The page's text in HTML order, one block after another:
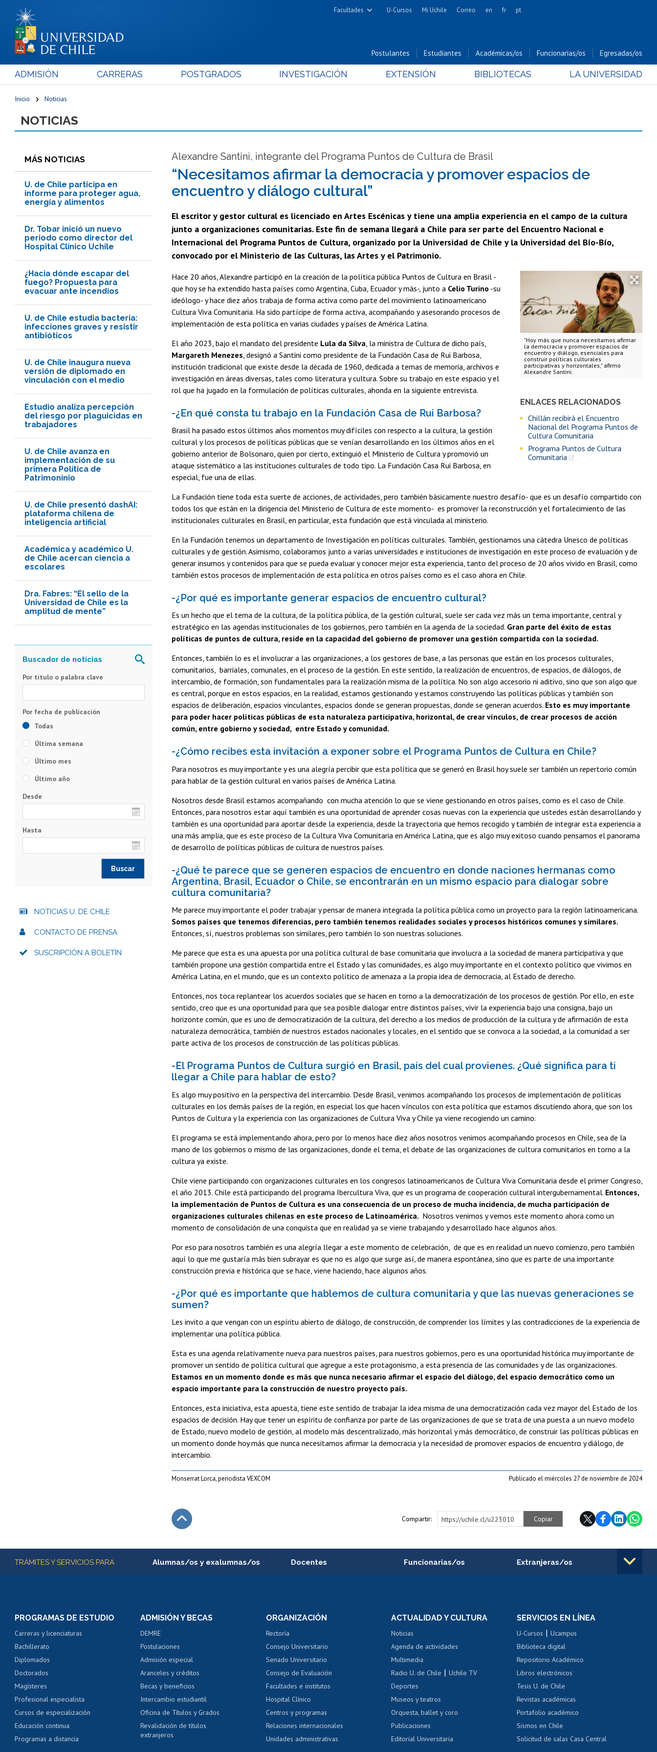
Facultades
Cs. Físicas y Matemáticas
Cs. Forestales y Conservación
Cs. Químicas y Farmacéuticas
Cs. Sociales
Estudios Avanzados en Educación
Estudios Internacionales
Nutrición y Tecnología de
Alimentos
U-Cursos Mi Uchile Correo en fr pt
Postulantes Estudiantes Académicas/os Funcionarias/os Egresadas/os
ADMISIÓN CARRERAS POSTGRADOS INVESTIGACIÓN EXTENSIÓN BIBLIOTECAS LA UNIVERSIDAD
Inicio Noticias
NOTICIAS
MÁS NOTICIAS
U. de Chile participa en
informe para proteger agua,
energía y alimentos
Dr. Tobar inició un nuevo
periodo como director del
Hospital Clínico Uchile
¿Hacia dónde escapar del
fuego? Propuesta para
evacuar ante incendios
U. de Chile estudia bacteria:
infecciones graves y resistir
antibióticos
U. de Chile inaugura nueva
versión de diplomado en
vinculación con el medio
Estudio analiza percepción
del riesgo por plaguicidas en
trabajadores
U. de Chile avanza en
implementación de su
primera Política de
Patrimoninio
U. de Chile presentó dashAI:
plataforma chilena de
inteligencia artificial
Académica y académico U.
de Chile acercan ciencia a
escolares
Dra. Fabres: “El sello de la
Universidad de Chile es la
amplitud de mente”
Alexandre Santini, integrante del Programa Puntos de Cultura de Brasil
“Necesitamos afirmar la democracia y promover espacios de
encuentro y diálogo cultural”
El escritor y gestor cultural es licenciado en Artes Escénicas y tiene una amplia experiencia en el campo de la cultura
junto a organizaciones comunitarias. Este fin de semana llegará a Chile para ser parte del Encuentro Nacional e
Internacional del Programa Puntos de Cultura, organizado por la Universidad de Chile y la Universidad del Bío-Bío,
convocado por el Ministerio de las Culturas, las Artes y el Patrimonio.
"Hoy más que nunca necesitamos afirmar
la democracia y promover espacios de
encuentro y diálogo, esenciales para
construir políticas culturales
participativas y horizontales," afirmó
Alexandre Santini.
ENLACES RELACIONADOS
Chillán recibirá el Encuentro
Nacional del Programa Puntos de
Cultura Comunitaria
Programa Puntos de Cultura
Comunitaria
Hace 20 años, Alexandre participó en la creación de la política pública Puntos de Cultura en Brasil -
que hoy se ha extendido hasta países como Argentina, Cuba, Ecuador y más-, junto a Celio Turino -su
ideólogo- y hace diez años trabaja de forma activa como parte del movimiento latinoamericano
Cultura Viva Comunitaria. Ha sido partícipe de forma activa, acompañando y asesorando procesos de
implementación de esta política en varias ciudades y países de América Latina.
El año 2023, bajo el mandato del presidente Lula da Silva , la ministra de Cultura de dicho país,
Margareth Menezes , designó a Santini como presidente de la Fundación Casa de Rui Barbosa,
institución tradicional que existe desde la década de 1960, dedicada a temas de memoria, archivos e
investigación en áreas diversas, tales como literatura y cultura. Sobre su trabajo en este espacio y el
rol que ha jugado en la formulación de políticas culturales, ahonda en la siguiente entrevista.
-¿En qué consta tu trabajo en la Fundación Casa de Rui Barbosa?
Brasil ha pasado estos últimos años momentos muy difíciles con respecto a la cultura, la gestión
cultural y los procesos de políticas públicas que se venían desarrollando en los últimos años en el
gobierno anterior de Bolsonaro, quien por cierto, extinguió el Ministerio de Cultura y promovió un
ataque sistemático a las instituciones culturales de todo tipo. La Fundación Casa Rui Barbosa, en
especial, fue una de ellas.
La Fundación tiene toda esta suerte de acciones, de actividades, pero también básicamente nuestro desafío- que es un desafío compartido con
todos los que están en la dirigencia del Ministerio de Cultura de este momento- es promover la reconstrucción y el fortalecimiento de las
institucionales culturales en Brasil, en particular, esta fundación que está vinculada al ministerio.
En la Fundación tenemos un departamento de Investigación en políticas culturales. También, gestionamos una cátedra Unesco de políticas
culturales y de gestión. Asimismo, colaboramos junto a varias universidades e instituciones de investigación en este proceso de evaluación y de
generar insumos y contenidos para que se pueda evaluar y conocer mejor esta experiencia, tanto del proceso de 20 años vivido en Brasil, como
también estos procesos de implementación de esta política en otros países como es el caso ahora en Chile.
-¿Por qué es importante generar espacios de encuentro cultural?
Es un hecho que el tema de la cultura, de la política pública, de la gestión cultural, suele ser cada vez más un tema importante, central y
estratégico en las agendas institucionales de los gobiernos, pero también en la agenda de la sociedad. Gran parte del éxito de estas
políticas de puntos de cultura, reside en la capacidad del gobierno de promover una gestión compartida con la sociedad.
Entonces, también lo es el involucrar a las organizaciones, a los gestores de base, a las personas que están en los procesos culturales,
comunitarios, barriales, comunales, en el proceso de la gestión. En este sentido, la realización de encuentros, de espacios, de diálogos, de
intercambio, de formación, son fundamentales para la realización misma de la política. No son algo accesorio ni aditivo, sino que son algo que
es central, porque en estos espacios, en la realidad, estamos gestionando y estamos construyendo las políticas públicas y también son
espacios de deliberación, espacios vinculantes, espacios donde se generan propuestas, donde se generan acuerdos. Esto es muy importante
para poder hacer políticas públicas de esta naturaleza participativa, horizontal, de crear vínculos, de crear procesos de acción
común, entre gobierno y sociedad, entre Estado y comunidad.
-¿Cómo recibes esta invitación a exponer sobre el Programa Puntos de Cultura en Chile?
Para nosotros es muy importante y es una alegría percibir que esta política que se generó en Brasil hoy suele ser también un repertorio común
para hablar de la gestión cultural en varios países de América Latina.
Nosotros desde Brasil estamos acompañando con mucha atención lo que se viene gestionando en otros países, como es el caso de Chile.
Entonces, para nosotros estar aquí también es una oportunidad de aprender cosas nuevas con la experiencia que ustedes están desarrollando y
también es una oportunidad para aportar desde la experiencia, desde la trayectoria que hemos recogido y también de integrar esta experiencia a
una más amplia, que es este proceso de la Cultura Viva Comunitaria en América Latina, que es algo muy exitoso cuando pensamos el panorama
de desarrollo de políticas públicas de cultura de nuestros países.
-¿Qué te parece que se generen espacios de encuentro en donde naciones hermanas como
Argentina, Brasil, Ecuador o Chile, se encontrarán en un mismo espacio para dialogar sobre
cultura comunitaria?
Me parece muy importante el poder trabajar y pensar de manera integrada la política pública como un proyecto para la región latinoamericana.
Somos países que tenemos diferencias, pero también tenemos realidades sociales y procesos históricos comunes y similares.
Entonces, sí, nuestros problemas son similares, pero también lo son nuestras soluciones.
Me parece que esta es una apuesta por una política cultural de base comunitaria que involucra a la sociedad de manera participativa y que
también propone una gestión compartida entre el Estado y las comunidades, es algo muy importante en el contexto político que vivimos en
América Latina, en el mundo, que es un contexto político de amenaza a la propia idea de democracia, al Estado de derecho.
Entonces, nos toca replantear los acuerdos sociales que se hacen en torno a la democratización de los procesos de gestión. Por ello, en este
sentido, creo que es una oportunidad para que sea posible dialogar entre distintos países, vivir la experiencia bajo una consigna, bajo un
horizonte común, que es uno de democratización de la cultura, del derecho a los medios de producción de la cultura y de afirmación de esta
naturaleza democrática, también de nuestros estados nacionales y locales, en el sentido que se convoca a la sociedad, a la comunidad a ser
parte activa de los procesos de construcción de las políticas públicas.
-El Programa Puntos de Cultura surgió en Brasil, país del cual provienes. ¿Qué significa para ti
llegar a Chile para hablar de esto?
Es algo muy positivo en la perspectiva del intercambio. Desde Brasil, venimos acompañando los procesos de implementación de políticas
culturales en los demás países de la región, en especial los que hacen vínculos con esta política que estamos discutiendo ahora, que son los
Puntos de Cultura y la experiencia con las organizaciones de Cultura Viva y Chile ya viene recogiendo un camino.
El programa se está implementando ahora, pero por lo menos hace diez años nosotros venimos acompañando procesos en Chile, sea de la
mano de los gobiernos o mismo de las organizaciones, donde el tema, el debate de las organizaciones de cultura comunitarios en torno a la
cultura ya existe.
Chile viene participando con organizaciones culturales en los congresos latinoamericanos de Cultura Viva Comunitaria desde el primer Congreso,
el año 2013. Chile está participando del programa Ibercultura Viva, que es un programa de cooperación cultural intergubernamental. Entonces,
la implementación de Puntos de Cultura es una consecuencia de un proceso de mucha incidencia, de mucha participación de
organizaciones culturales chilenas en este proceso de Latinoamérica. Nosotros venimos y vemos este momento ahora como un
momento de consolidación de una conquista que en realidad ya se viene trabajando y desarrollado hace algunos años.
Por eso para nosotros también es una alegría llegar a este momento de celebración, de que es en realidad un nuevo comienzo, pero también
aquí lo que me gustaría más bien subrayar es que no es algo que surge así, de manera espontánea, sino que es parte de una importante
construcción previa e histórica que se hace, viene haciendo, hace algunos años.
-¿Por qué es importante que hablemos de cultura comunitaria y que las nuevas generaciones se
sumen?
Les invito a que vengan con un espíritu abierto de diálogo, de construcción, de comprender los límites y las contradicciones de la experiencia de
implementar una política pública.
Esta es una agenda relativamente nueva para nuestros países, para nuestros gobiernos, pero es una oportunidad histórica muy importante de
promover un sentido de política cultural que agregue a este protagonismo, a esta presencia de las comunidades y de las organizaciones.
Estamos en un momento donde es más que nunca necesario afirmar el espacio del diálogo, del espacio democrático como un
espacio importante para la construcción de nuestro proyecto país.
Entonces, esta iniciativa, esta apuesta, tiene este sentido de trabajar la idea misma de una democratización cada vez mayor del Estado de los
espacios de decisión. Hay que tener un espíritu de confianza por parte de las organizaciones de que se trata de una puesta a un nuevo modelo
de Estado, nuevo modelo de gestión, al modelo más descentralizado, más horizontal y más democrático, de construir las políticas públicas en
un momento donde hoy más que nunca necesitamos afirmar la democracia y la necesidad de promover espacios de encuentro y diálogo, de
intercambio.
Monserrat Lorca, periodista VEXCOM Publicado el miércoles 27 de noviembre de 2024
Compartir: https://uchile.cl/u223010 Copiar
Por título o palabra clave
Todas
Última semana
Último mes
Último año
Desde
Hasta
NOTICIAS U. DE CHILE
CONTACTO DE PRENSA
SUSCRIPCIÓN A BOLETÍN
Más información
TRÁMITES Y SERVICIOS PARA Alumnas/os y exalumnas/os
Consulta y certificado de notas
Servicio médico y dental
Pago de arancel y crédito alumnos
Pago de arancel y crédito exalumnos
Certificado de títulos y grados
Docentes
Perfeccionamiento
Evaluación docente
Calificación académica
Postulación al AUCAI
Funcionarias/os
Portal de movilidad interna
Certificado de renta
Certificado de renta
Gestión de correo uchile
Extranjeras/os
Movilidad Estudiantil
Cursos de español
Acoso laboral, sexual y violencia
PROGRAMAS DE ESTUDIO
Carreras y licenciaturas
Bachillerato
Diplomados
Doctorados
Magísteres
Profesional especialista
Cursos de especialización
Educación continua
Programas a distancia
ADMISIÓN Y BECAS
DEMRE
Postulaciones
Admisión especial
Aranceles y créditos
Becas y beneficios
Intercambio estudiantil
Oficina de Títulos y Grados
Revalidación de títulos
extranjeros
ORGANIZACIÓN
Rectoría
Consejo Universitario
Senado Universitario
Consejo de Evaluación
Facultades e institutos
Hospital Clínico
Centros y programas
Relaciones internacionales
Unidades administrativas
ACTUALIDAD Y CULTURA
Noticias
Agenda de actividades
Multimedia
Radio U. de Chile |Uchile TV
Deportes
Museos y teatros
Orquesta, ballet y coro
Publicaciones
Editorial Universitaria
SERVICIOS EN LÍNEA
U-Cursos |Ucampus
Biblioteca digital
Repositorio Académico
Libros electrónicos
Tesis U. de Chile
Revistas académicas
Portafolio académico
Sismos en Chile
Solicitud de salas Casa Central